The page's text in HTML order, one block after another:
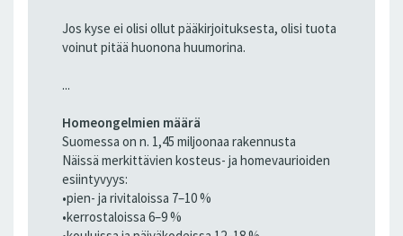
Jos kyse ei olisi ollut pääkirjoituksesta, olisi tuota
voinut pitää huonona huumorina.
...
Homeongelmien määrä
Suomessa on n. 1,45 miljoonaa rakennusta
Näissä merkittävien kosteus- ja homevaurioiden
esiintyvyys:
•pien- ja rivitaloissa 7–10 %
•kerrostaloissa 6–9 %